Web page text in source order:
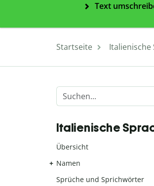
Text
Startseite Italienische
Italienische
Übersicht
Namen
Sprüche und Sprichwörter